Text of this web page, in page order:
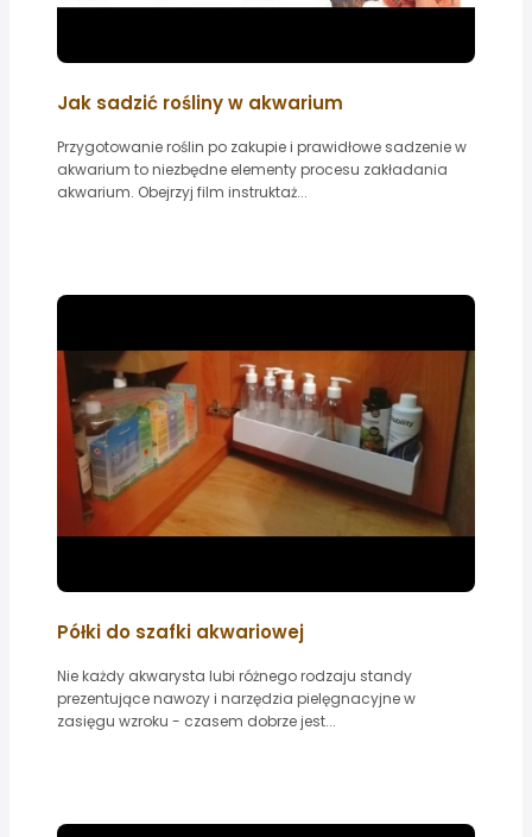
Jak sadzić rośliny w akwarium
Przygotowanie roślin po zakupie i prawidłowe sadzenie w
akwarium to niezbędne elementy procesu zakładania
akwarium. Obejrzyj film instruktaż...
Półki do szafki akwariowej
Nie każdy akwarysta lubi różnego rodzaju standy
prezentujące nawozy i narzędzia pielęgnacyjne w
zasięgu wzroku - czasem dobrze jest...